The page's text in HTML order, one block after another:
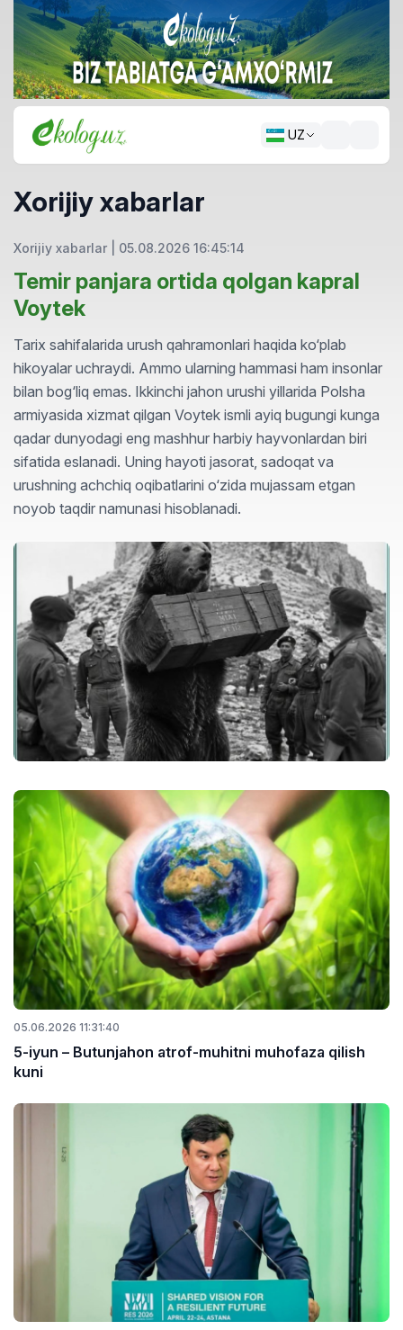
UZ
Xorijiy xabarlar
Xorijiy xabarlar 05.08.2026 16:45:14
Temir panjara ortida qolgan kapral
Voytek
Tarix sahifalarida urush qahramonlari haqida ko‘plab
hikoyalar uchraydi. Ammo ularning hammasi ham insonlar
bilan bog‘liq emas. Ikkinchi jahon urushi yillarida Polsha
armiyasida xizmat qilgan Voytek ismli ayiq bugungi kunga
qadar dunyodagi eng mashhur harbiy hayvonlardan biri
sifatida eslanadi. Uning hayoti jasorat, sadoqat va
urushning achchiq oqibatlarini o‘zida mujassam etgan
noyob taqdir namunasi hisoblanadi.
05.06.2026 11:31:40
5-iyun – Butunjahon atrof-muhitni muhofaza qilish
kuni